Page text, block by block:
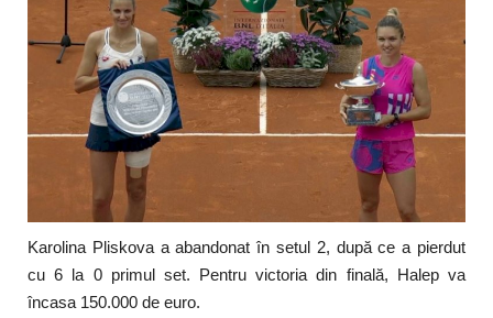
Karolina Pliskova a abandonat în setul 2, după ce a pierdut
cu 6 la 0 primul set. Pentru victoria din finală, Halep va
încasa 150.000 de euro.